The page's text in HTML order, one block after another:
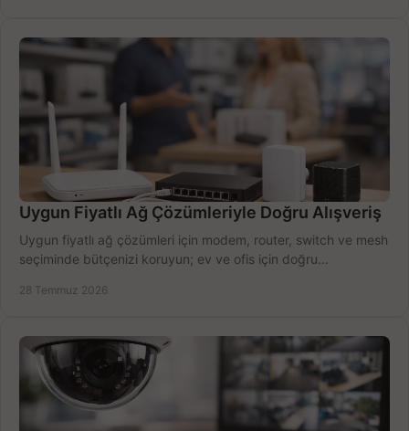
Uygun Fiyatlı Ağ Çözümleriyle Doğru Alışveriş
Uygun fiyatlı ağ çözümleri için modem, router, switch ve mesh
seçiminde bütçenizi koruyun; ev ve ofis için doğru
28 Temmuz 2026